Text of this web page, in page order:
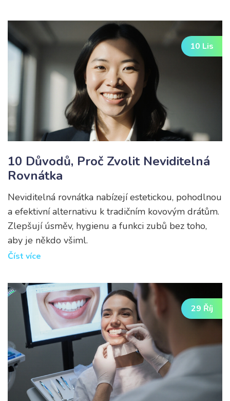
10 Lis
10 Důvodů, Proč Zvolit Neviditelná
Rovnátka
Neviditelná rovnátka nabízejí estetickou, pohodlnou
a efektivní alternativu k tradičním kovovým drátům.
Zlepšují úsměv, hygienu a funkci zubů bez toho,
aby je někdo všiml.
Číst více
29 Říj